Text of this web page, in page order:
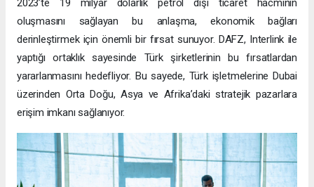
2023’te 19 milyar dolarlık petrol dışı ticaret hacminin
oluşmasını sağlayan bu anlaşma, ekonomik bağları
derinleştirmek için önemli bir fırsat sunuyor. DAFZ, Interlink ile
yaptığı ortaklık sayesinde Türk şirketlerinin bu fırsatlardan
yararlanmasını hedefliyor. Bu sayede, Türk işletmelerine Dubai
üzerinden Orta Doğu, Asya ve Afrika’daki stratejik pazarlara
erişim imkanı sağlanıyor.